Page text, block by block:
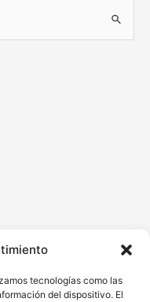
tecnologías como las
del dispositivo. El